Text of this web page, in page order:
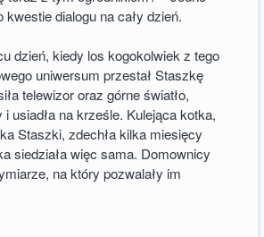
kwestie dialogu na cały dzień.
dzień, kiedy los kogokolwiek z tego
uniwersum przestał Staszkę
telewizor oraz górne światło,
i usiadła na krześle. Kulejąca kotka,
Staszki, zdechła kilka miesięcy
siedziała więc sama. Domownicy
na który pozwalały im